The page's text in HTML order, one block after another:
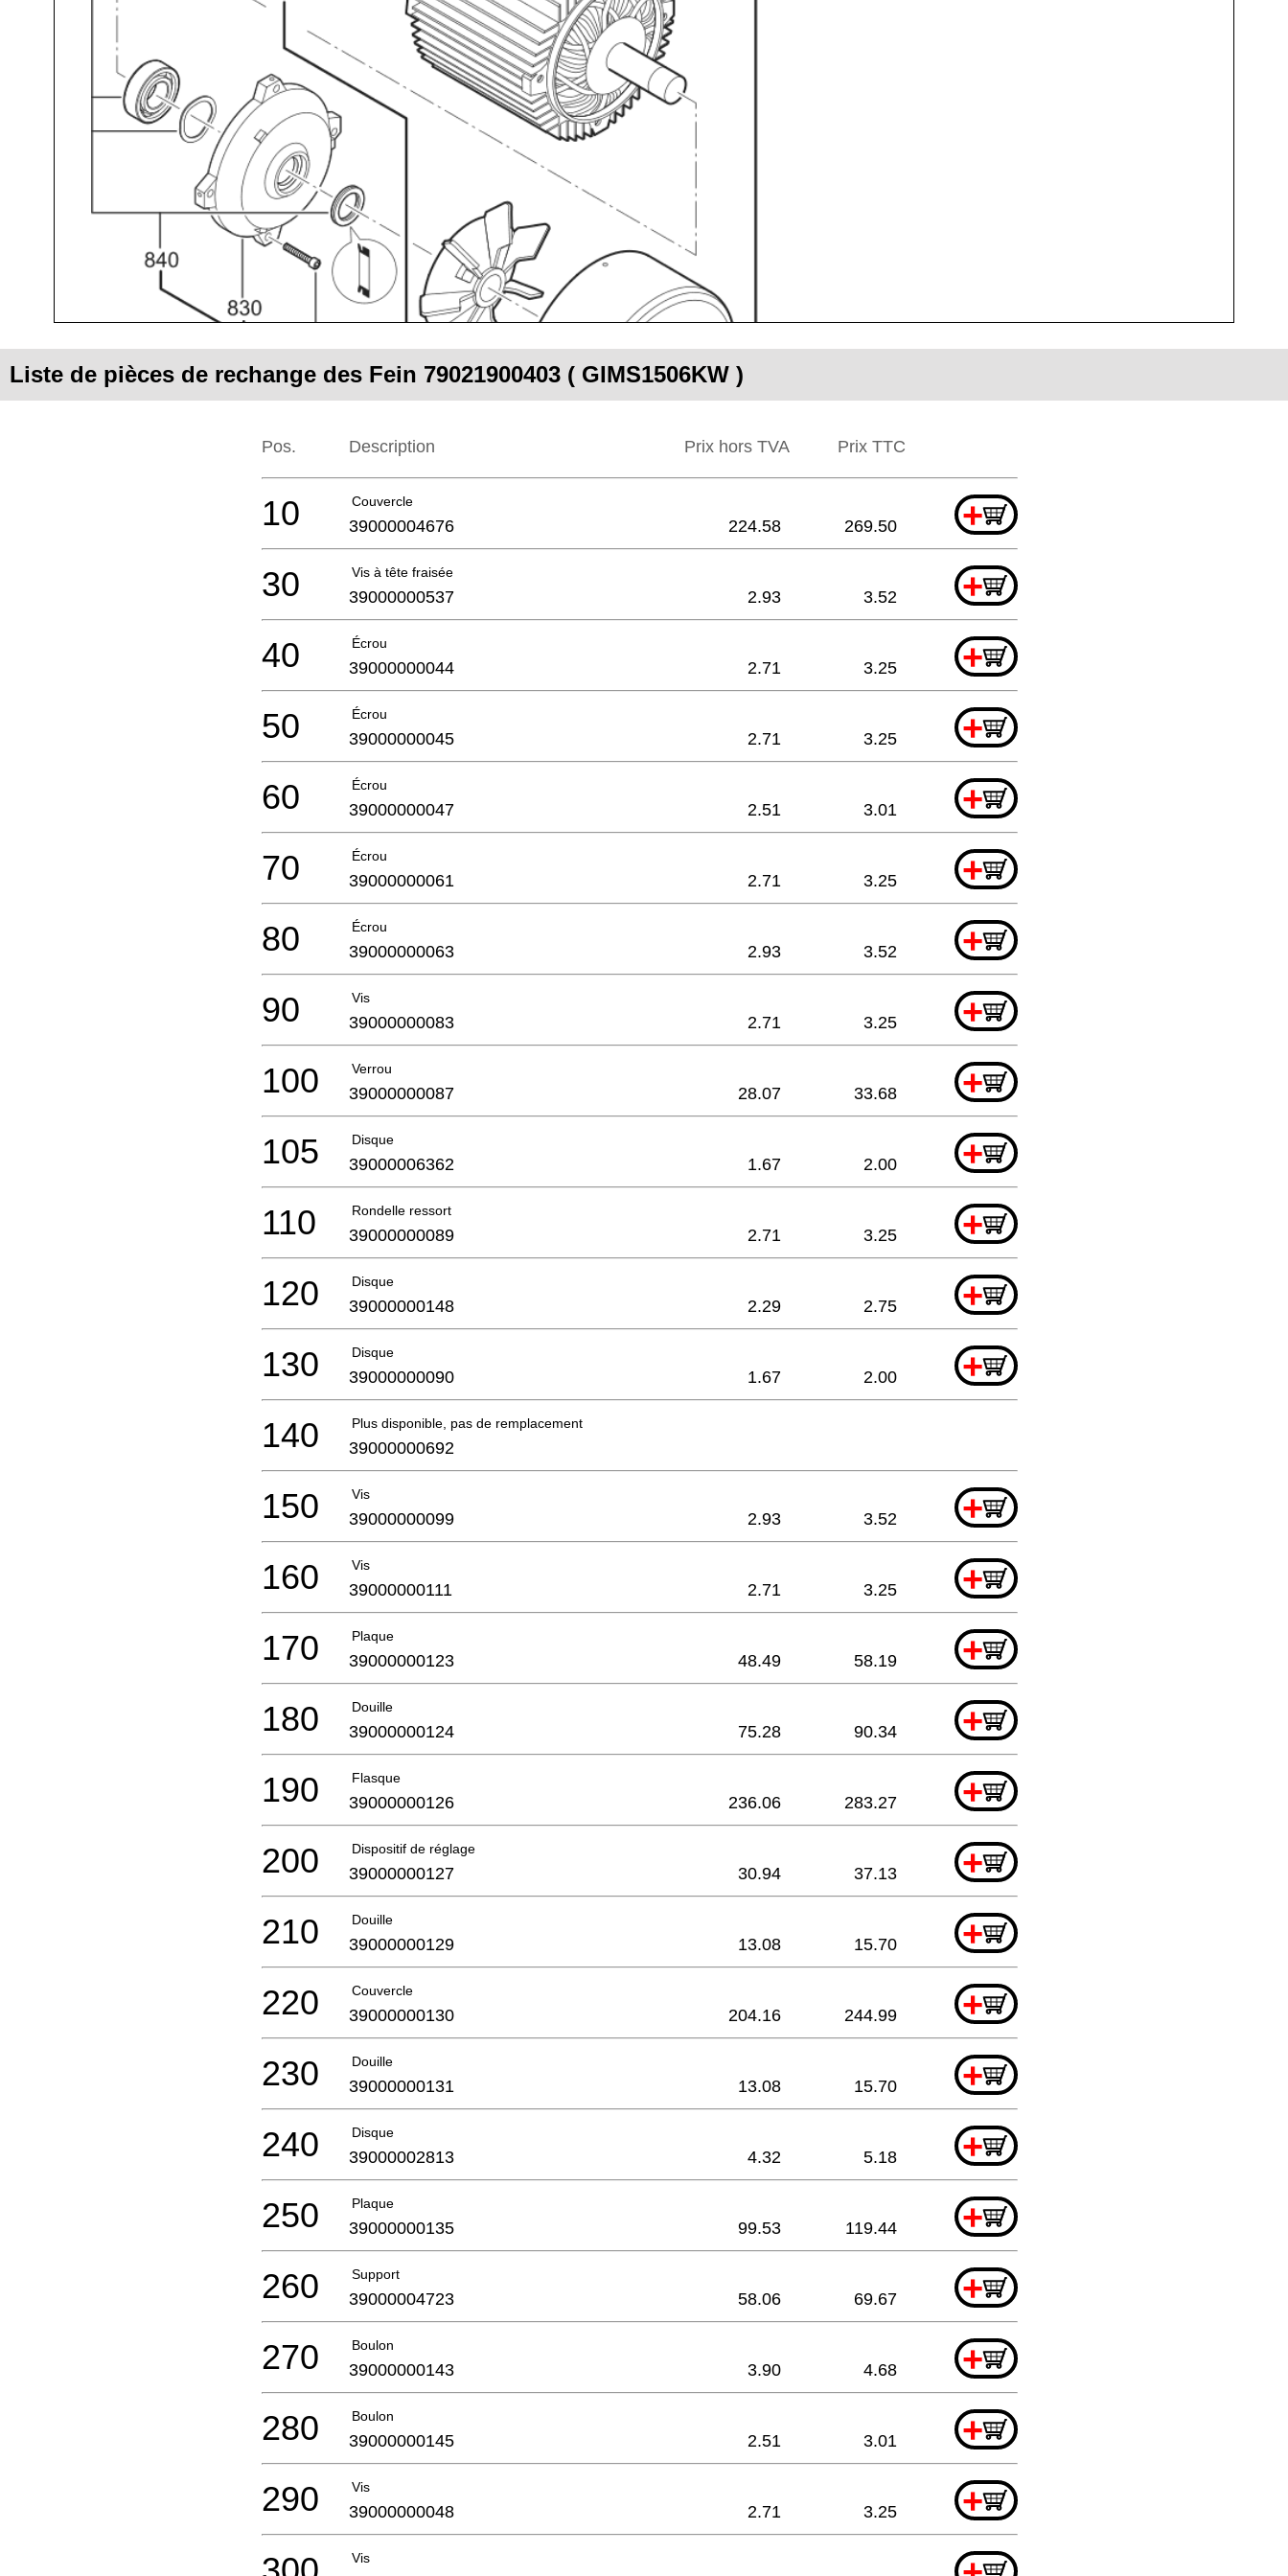
Liste de pièces de rechange des Fein 79021900403 ( GIMS1506KW )
Pos. Description Prix hors TVA Prix ​​TTC
Couvercle +
10 39000004676 224.58 269.50
Vis à tête fraisée +
30 39000000537 2.93 3.52
Écrou +
40 39000000044 2.71 3.25
Écrou +
50 39000000045 2.71 3.25
Écrou +
60 39000000047 2.51 3.01
Écrou +
70 39000000061 2.71 3.25
Écrou +
80 39000000063 2.93 3.52
Vis +
90 39000000083 2.71 3.25
Verrou +
100 39000000087 28.07 33.68
Disque +
105 39000006362 1.67 2.00
Rondelle ressort +
110 39000000089 2.71 3.25
Disque +
120 39000000148 2.29 2.75
Disque +
130 39000000090 1.67 2.00
Plus disponible, pas de remplacement
140 39000000692
Vis +
150 39000000099 2.93 3.52
Vis +
160 39000000111 2.71 3.25
Plaque +
170 39000000123 48.49 58.19
Douille +
180 39000000124 75.28 90.34
Flasque +
190 39000000126 236.06 283.27
Dispositif de réglage +
200 39000000127 30.94 37.13
Douille +
210 39000000129 13.08 15.70
Couvercle +
220 39000000130 204.16 244.99
Douille +
230 39000000131 13.08 15.70
Disque +
240 39000002813 4.32 5.18
Plaque +
250 39000000135 99.53 119.44
Support +
260 39000004723 58.06 69.67
Boulon +
270 39000000143 3.90 4.68
Boulon +
280 39000000145 2.51 3.01
Vis +
290 39000000048 2.71 3.25
Vis